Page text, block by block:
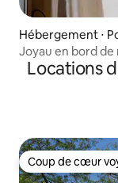
Hébergement ⋅
Joyau en bord de
Locations
Coup de cœur
Coup de cœur